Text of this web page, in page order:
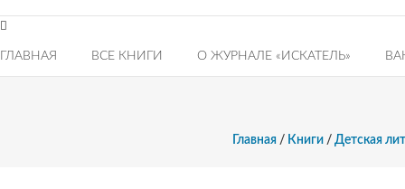
ГЛАВНАЯ ВСЕ КНИГИ О ЖУРНАЛЕ «ИСКАТЕЛЬ»
Главная / Книги / Детская